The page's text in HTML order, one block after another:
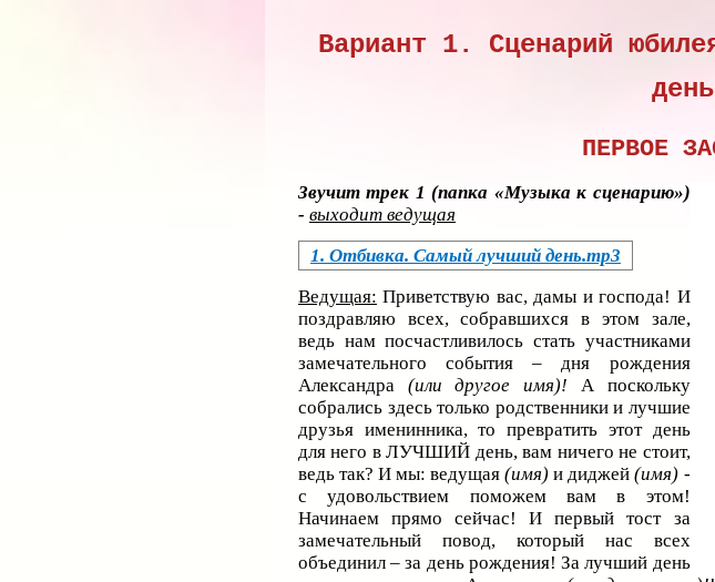
Вариант 1. Сценарий
ПЕРВОЕ
Звучит трек 1 (папка «Музыка к сценарию»)
- выходит ведущая
1. Отбивка. Самый лучший день.mp3
Ведущая: Приветствую вас, дамы и господа! И
поздравляю всех, собравшихся в этом зале,
ведь нам посчастливилось стать участниками
замечательного события – дня рождения
Александра (или другое имя)! А поскольку
собрались здесь только родственники и лучшие
друзья именинника, то превратить этот день
для него в ЛУЧШИЙ день, вам ничего не стоит,
ведь так? И мы: ведущая(имя) и диджей(имя) -
с удовольствием поможем вам в этом!
Начинаем прямо сейчас! И первый тост за
замечательный повод, который нас всех
объединил – за день рождения! За лучший день